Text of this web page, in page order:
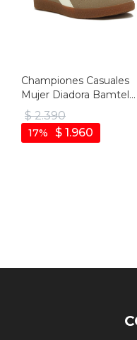
Championes Casuales
Mujer Diadora Bamtelo
- Marron-beige
$ 2.390
$ 1.960
17